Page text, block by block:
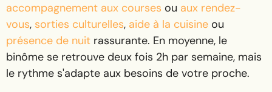
accompagnement aux courses ou aux rendez-
vous, sorties culturelles, aide à la cuisine ou
présence de nuit rassurante. En moyenne, le
binôme se retrouve deux fois 2h par semaine, mais
le rythme s'adapte aux besoins de votre proche.